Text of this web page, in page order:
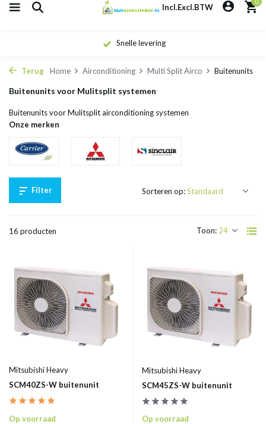
Incl.Excl.BTW
Snelle levering
Terug Home Airconditioning Multi Split Airco Buitenunits
Buitenunits voor Mulitsplit systemen
Buitenunits voor Mulitsplit airconditioning systemen
Onze merken
Filter
16 producten Toon:
Sorteren op:
Mitsubishi Heavy
SCM40ZS-W buitenunit
Op voorraad
Mitsubishi Heavy
SCM45ZS-W buitenunit
Op voorraad